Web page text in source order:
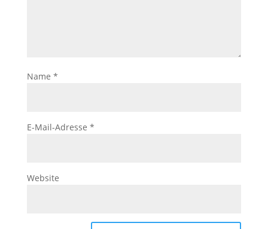
Name *
E-Mail-Adresse *
Website